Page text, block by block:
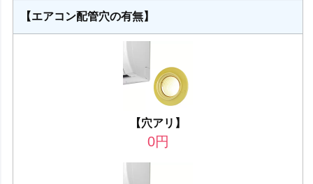
【エアコン配管穴の有無】
【穴アリ】
0円